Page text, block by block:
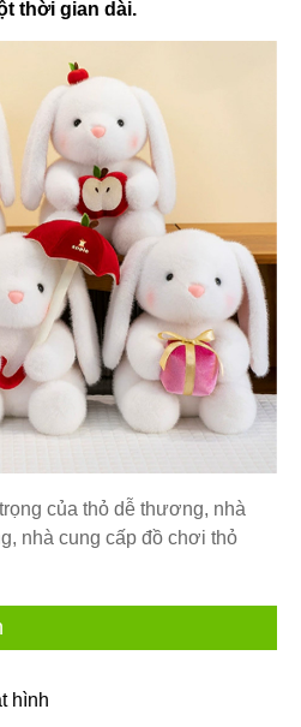
thời gian dài.
của thỏ dễ thương, nhà
nhà cung cấp đồ chơi thỏ
hình